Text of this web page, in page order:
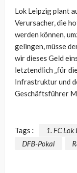
Lok Leipzig plant
Verursacher, die
werden können,
gelingen, müsse
wir dieses Geld
letztendlich „für
Infrastruktur und
Geschäftsführer
Tags : 1. FC Lok
DFB-Pokal